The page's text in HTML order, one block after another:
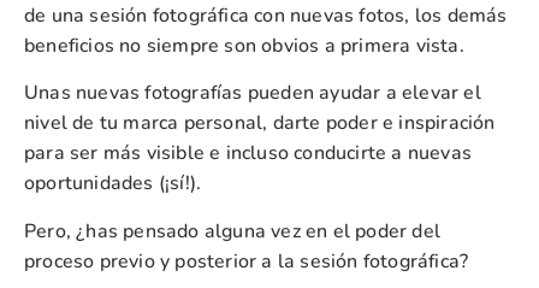
de una sesión fotográfica con nuevas fotos, los demás
beneficios no siempre son obvios a primera vista.
Unas nuevas fotografías pueden ayudar a elevar el
nivel de tu marca personal, darte poder e inspiración
para ser más visible e incluso conducirte a nuevas
oportunidades (¡sí!).
Pero, ¿has pensado alguna vez en el poder del
proceso previo y posterior a la sesión fotográfica?